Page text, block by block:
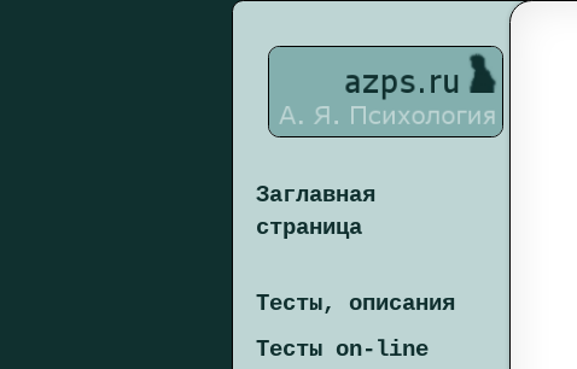
Заглавная
страница
Тесты, описания
Тесты on-line